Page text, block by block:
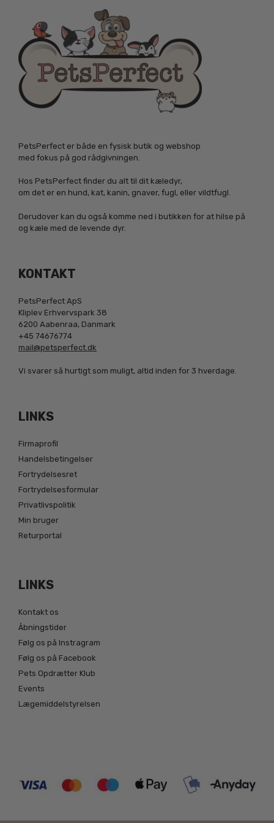
PetsPerfect er både en fysisk butik og webshop
med fokus på god rådgivningen.
Hos PetsPerfect finder du alt til dit kæledyr,
om det er en hund, kat, kanin, gnaver, fugl, eller vildtfugl.
Derudover kan du også komme ned i butikken for at hilse på
og kæle med de levende dyr.
KONTAKT
PetsPerfect ApS
Kliplev Erhvervspark 38
6200 Aabenraa, Danmark
+45 74676774
mail@petsperfect.dk
Vi svarer så hurtigt som muligt, altid inden for 3 hverdage.
LINKS
Firmaprofil
Handelsbetingelser
Fortrydelsesret
Fortrydelsesformular
Privatlivspolitik
Min bruger
Returportal
LINKS
Kontakt os
Åbningstider
Følg os på Instragram
Følg os på Facebook
Pets Opdrætter Klub
Events
Lægemiddelstyrelsen